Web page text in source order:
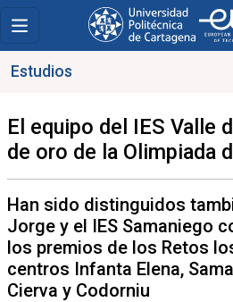
Estudios
El equipo del IES Valle
de oro de la Olimpiada
Han sido distinguidos
Jorge y el IES Samaniego
los premios de los Retos
centros Infanta Elena,
Cierva y Codorniu